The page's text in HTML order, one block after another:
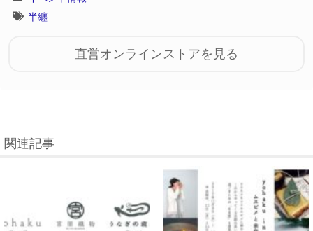
半纏
直営オンラインストアを見る
関連記事